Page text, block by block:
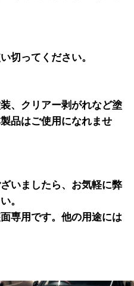
切ってください。
、クリアー剥がれなど塗
品はご使用になれませ
いましたら、お気軽に弊
。
専用です。他の用途には